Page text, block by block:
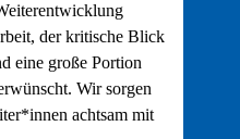
der kritische Blick
eine große Portion
Wir sorgen
achtsam mit